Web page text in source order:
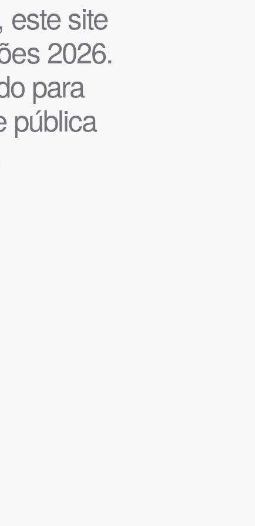
este site
2026.
para
pública